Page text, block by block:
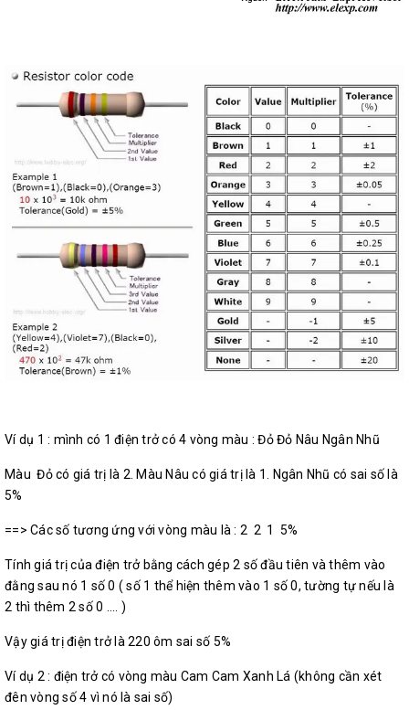
Ví dụ 1 : mình có 1 điện trở có 4 vòng màu : Đỏ Đỏ Nâu Ngân Nhũ
Màu Đỏ có giá trị là 2. Màu Nâu có giá trị là 1. Ngân Nhũ có sai số là
5%
==> Các số tương ứng với vòng màu là : 2 2 1 5%
Tính giá trị của điện trở bằng cách gép 2 số đầu tiên và thêm vào
đằng sau nó 1 số 0 ( số 1 thể hiện thêm vào 1 số 0, tường tự nếu là
2 thì thêm 2 số 0 .... )
Vậy giá trị điện trở là 220 ôm sai số 5%
Ví dụ 2 : điện trở có vòng màu Cam Cam Xanh Lá (không cần xét
đên vòng số 4 vì nó là sai số)